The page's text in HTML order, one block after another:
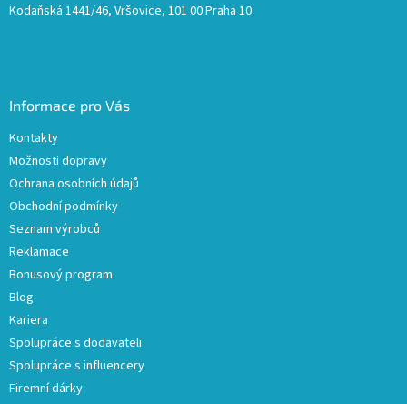
Kodaňská 1441/46, Vršovice, 101 00 Praha 10
Informace pro Vás
Kontakty
Možnosti dopravy
Ochrana osobních údajů
Obchodní podmínky
Seznam výrobců
Reklamace
Bonusový program
Blog
Kariera
Spolupráce s dodavateli
Spolupráce s influencery
Firemní dárky